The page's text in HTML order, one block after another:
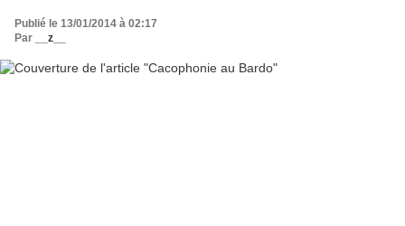
Publié le 13/01/2014 à 02:17
Par
__z__